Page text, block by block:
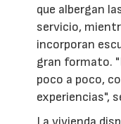
que albergan
servicio,
incorporan
gran formato.
poco a poco,
experiencias",